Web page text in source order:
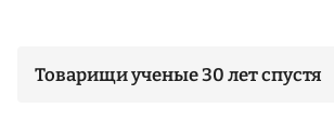
Товарищи ученые 30 лет спустя